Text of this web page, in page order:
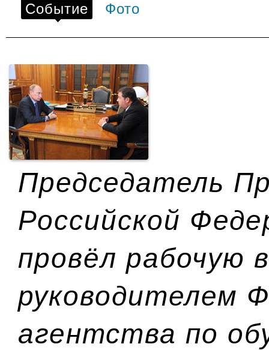
Событие Фото
Председатель
Российской
провёл рабочую
руководителем
агентства по